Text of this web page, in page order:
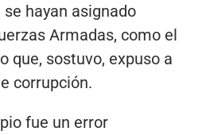
hayan asignado
Armadas, como el
que, sostuvo, expuso a
corrupción.
fue un error